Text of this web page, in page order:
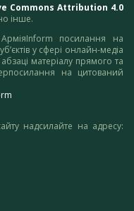
Commons Attribution 4.0
інше.
посилання на
у сфері онлайн-медіа
матеріалу прямого та
на цитований
надсилайте на адресу: